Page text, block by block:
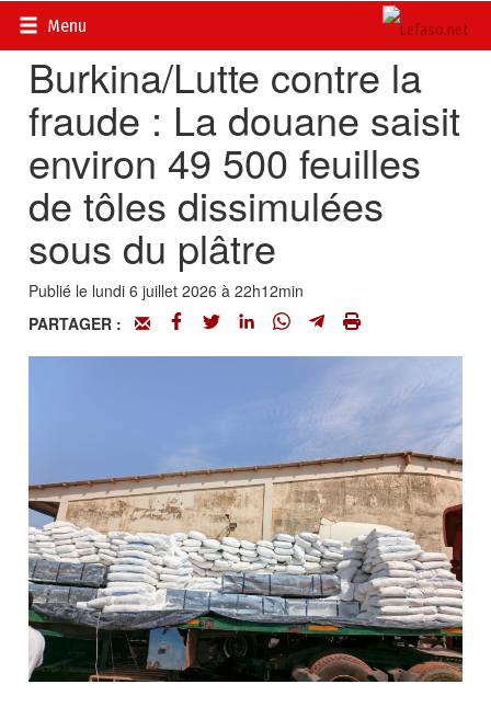
Menu
Accueil>
Burkina/Lutte contre la
fraude : La douane saisit
environ 49 500 feuilles
de tôles dissimulées
sous du plâtre
Publié le lundi 6 juillet 2026 à 22h12min
PARTAGER :